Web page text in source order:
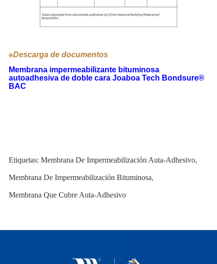
※Descarga de documentos
Membrana impermeabilizante bituminosa
autoadhesiva de doble cara Joaboa Tech Bondsure®
BAC
Etiquetas: Membrana De Impermeabilización Auta-Adhesivo,
Membrana De Impermeabilización Bituminosa,
Membrana Que Cubre Auta-Adhesivo